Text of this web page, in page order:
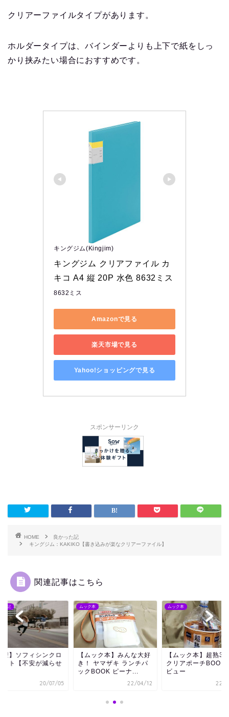
クリアーファイルタイプがあります。
ホルダータイプは、バインダーよりも上下で紙をしっ
かり挟みたい場合におすすめです。
キングジム(Kingjim)
キングジム クリアファイル カ
キコ A4 縦 20P 水色 8632ミス
8632ミス
Amazonで見る
楽天市場で見る
Yahoo!ショッピングで見る
スポンサーリンク
HOME
良かった記
キングジム：KAKIKO【書き込みが楽なクリアーファイル】
関連記事はこちら
ムック本
【ムック本】みんな大好
き！ ヤマザキ ランチパ
22/04/12
ムック本
【ムック本】超熟3WAY
クリアポーチBOOKのレ
ビュー
22/07/29
良かった記
【生理】ソフィ
フィット【不安
る】